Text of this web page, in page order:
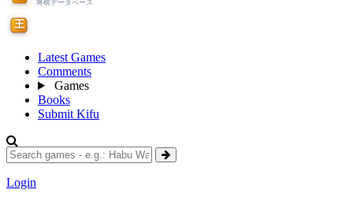
Latest Games
Comments
Games
Books
Submit Kifu
Login